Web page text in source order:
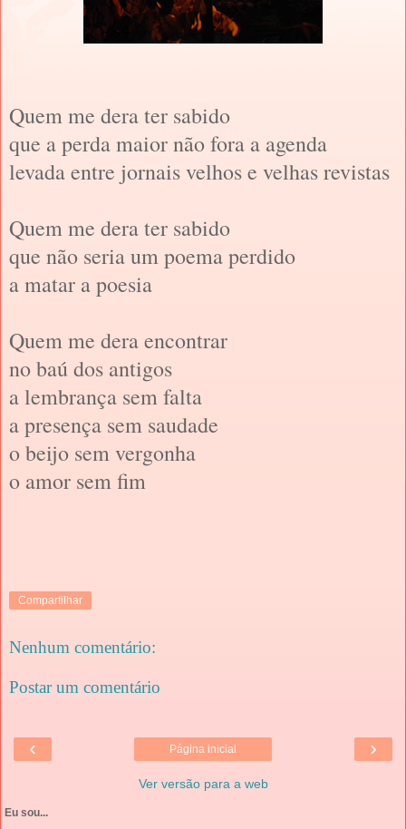
Quem me dera ter sabido
que a perda maior não fora a agenda
levada entre jornais velhos e velhas revistas
Quem me dera ter sabido
que não seria um poema perdido
a matar a poesia
Quem me dera encontrar
no baú dos antigos
a lembrança sem falta
a presença sem saudade
o beijo sem vergonha
o amor sem fim
Compartilhar
Nenhum comentário:
Postar um comentário
‹ ›
Página inicial
Ver versão para a web
Eu sou...